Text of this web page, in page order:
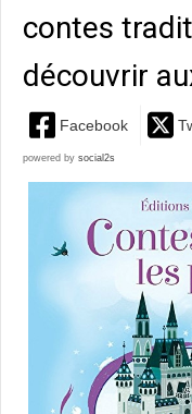
contes
découvrir
Facebook
powered by social2s